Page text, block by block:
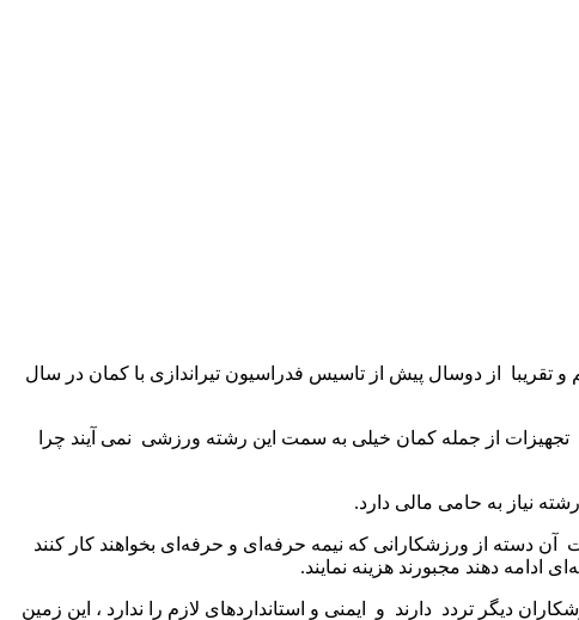
با کمان کار می‌کنم و تقریبا از دوسال پیش از تاسیس فدراسیون تیراندازی با کمان در سال
از جمله کمان خیلی به سمت این رشته ورزشی نمی آیند چرا
نیاز به حامی مالی دارد.
آن دسته از ورزشکارانی که نیمه حرفه‌ای و حرفه‌ای بخواهند کار کنند
ادامه دهند مجبورند هزینه نمایند.
دیگر تردد دارند و ایمنی و استاندارد‌های لازم را ندارد ، این زمین